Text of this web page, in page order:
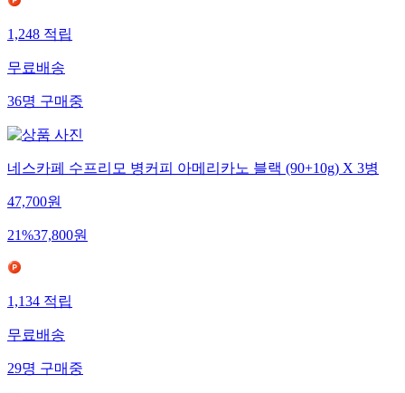
1,248 적립
무료배송
36명 구매중
네스카페 수프리모 병커피 아메리카노 블랙 (90+10g) X 3병
47,700원
21%37,800원
1,134 적립
무료배송
29명 구매중